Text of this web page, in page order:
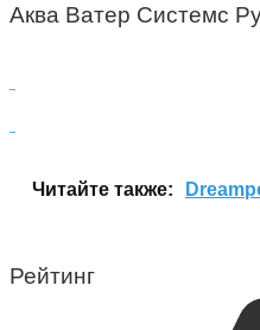
Аква Ватер Системс
Читайте также:
Рейтинг